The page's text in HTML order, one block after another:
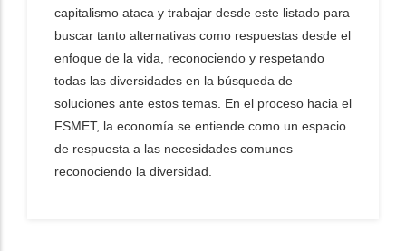
capitalismo ataca y trabajar desde este listado para
buscar tanto alternativas como respuestas desde el
enfoque de la vida, reconociendo y respetando
todas las diversidades en la búsqueda de
soluciones ante estos temas. En el proceso hacia el
FSMET, la economía se entiende como un espacio
de respuesta a las necesidades comunes
reconociendo la diversidad.